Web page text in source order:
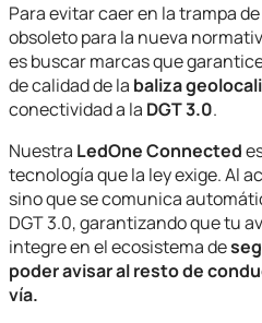
Para evitar caer en la trampa
obsoleto para la nueva
es buscar marcas que
de calidad de la baliza
conectividad a la DGT 3.0.
Nuestra LedOne Connected
tecnología que la ley exige. Al
sino que se comunica
DGT 3.0, garantizando que tu
integre en el ecosistema de
poder avisar al resto de
vía.